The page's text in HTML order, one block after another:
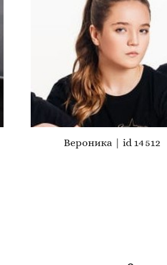
Вероника | id 14 512